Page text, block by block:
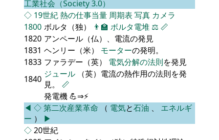
工業社会（Society 3.0）
◇ 19世紀熱の仕事当量 周期表 写真 カメラ
1800 ボルタ（独） 👨‍🏫 ボルタ電堆 ⚖️ 📏
1820 アンペール（仏）、電流の発見
1831 ヘンリー（米） モーターの発明。
1833 ファラデー（英） 電気分解の法則を発見
1840 ジュール （英）電流の熱作用の法則を発
見。 📏
発電機 💪⇒⚡
◀ ◇第二次産業革命 （ 電気と石油 、 エネルギ
ー ） ▶
◇20世紀